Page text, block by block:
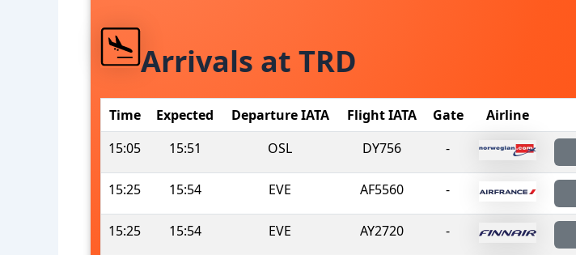
Arrivals at TRD
Time Expected Departure IATA Flight IATA Gate Airline
15:05
15:51 OSL DY756 -
15:25 15:54 EVE AF5560 -
15:25 15:54 EVE AY2720 -